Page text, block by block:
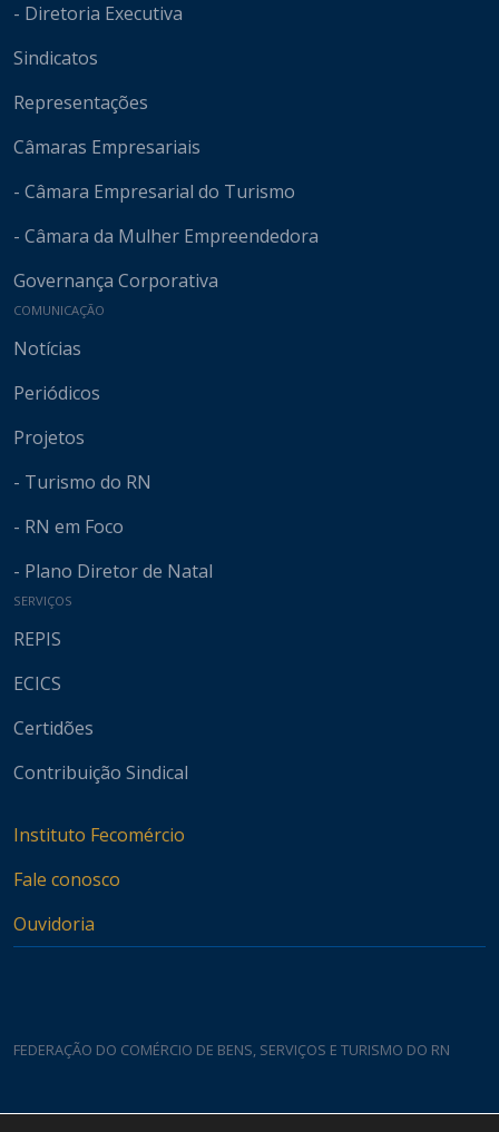
- Diretoria Executiva
Sindicatos
Representações
Câmaras Empresariais
- Câmara Empresarial do Turismo
- Câmara da Mulher Empreendedora
Governança Corporativa
COMUNICAÇÃO
Notícias
Periódicos
Projetos
- Turismo do RN
- RN em Foco
- Plano Diretor de Natal
SERVIÇOS
REPIS
ECICS
Certidões
Contribuição Sindical
Instituto Fecomércio
Fale conosco
Ouvidoria
FEDERAÇÃO DO COMÉRCIO DE BENS, SERVIÇOS E TURISMO DO RN